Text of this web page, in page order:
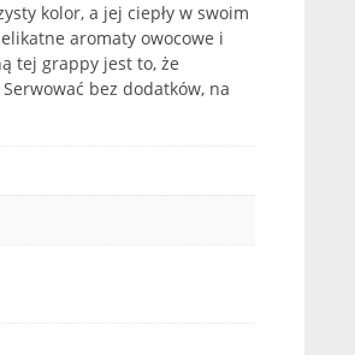
kolor, a jej ciepły w swoim
aromaty owocowe i
tej grappy jest to, że
bez dodatków, na